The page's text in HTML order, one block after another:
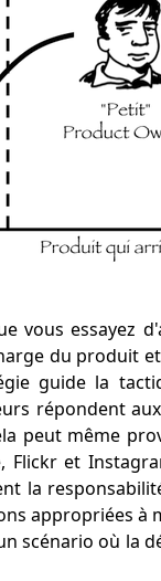
vous essayez
du produit
guide la
répondent
peut même
Flickr et
la
appropriées à
scénario où la